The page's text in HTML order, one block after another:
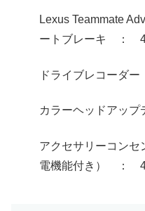
Lexus Teammate
ートブレーキ ：
ドライブレコーダ
カラーヘッドアッ
アクセサリーコンセ
電機能付き） ：